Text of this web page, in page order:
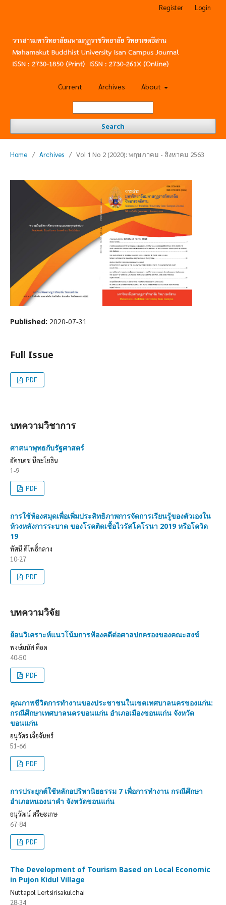
Current Archives About
Search
Register Login
Home / Archives / Vol 1 No 2 (2020): พฤษภาคม - สิงหาคม 2563
Published: 2020-07-31
Full Issue
PDF
บทความวิชาการ
ศาสนาพุทธกับรัฐศาสตร์
อัครเดช นีละโยธิน
1-9
PDF
การใช้ห้องสมุดเพื่อเพิ่มประสิทธิภาพการจัดการเรียนรู้ของตัวเองใน
ห้วงหลังการระบาด ของโรคติดเชื้อไวรัสโคโรนา 2019 หรือโควิด
19
ทัศนี ดีโพธิ์กลาง
10-27
PDF
บทความวิจัย
ย้อนวิเคราะห์แนวโน้มการฟ้องคดีต่อศาลปกครองของคณะสงฆ์
พงษ์มนัส ดีอด
40-50
PDF
คุณภาพชีวิตการทำงานของประชาชนในเขตเทศบาลนครของแก่น:
กรณีศึกษาเทศบาลนครขอนแก่น อำเภอเมืองขอนแก่น จังหวัด
ขอนแก่น
อนุวัตร เจือจันทร์
51-66
PDF
การประยุกต์ใช้หลักอปริหานิยธรรม 7 เพื่อการทำงาน กรณีศึกษา
อำเภอหนองนาคำ จังหวัดขอนแก่น
อนุวัฒน์ ศรีษะเกษ
67-84
PDF
The Development of Tourism Based on Local Economic
in Pujon Kidul Village
Nuttapol Lertsirisakulchai
28-34